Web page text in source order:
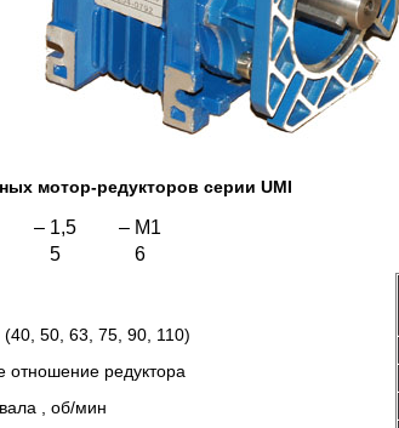
мотор-редукторов серии UMI
– 1,5
– M1
5 6
50, 63, 75, 90, 110)
отношение редуктора
, об/мин